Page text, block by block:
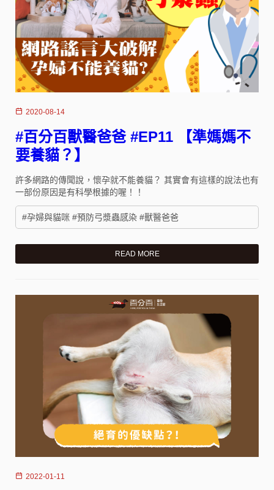
2020-08-14
#百分百獸醫爸爸 #EP11 【準媽媽不
要養貓？】
許多網路的傳聞說，懷孕就不能養貓？ 其實會有這樣的說法也有
一部份原因是有科學根據的喔！！
#孕婦與貓咪 #預防弓漿蟲感染 #獸醫爸爸
READ MORE
2022-01-11